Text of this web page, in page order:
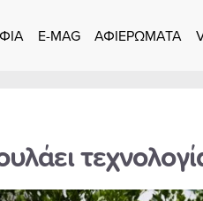
E-MAG ΑΦΙΕΡΩΜΑΤΑ